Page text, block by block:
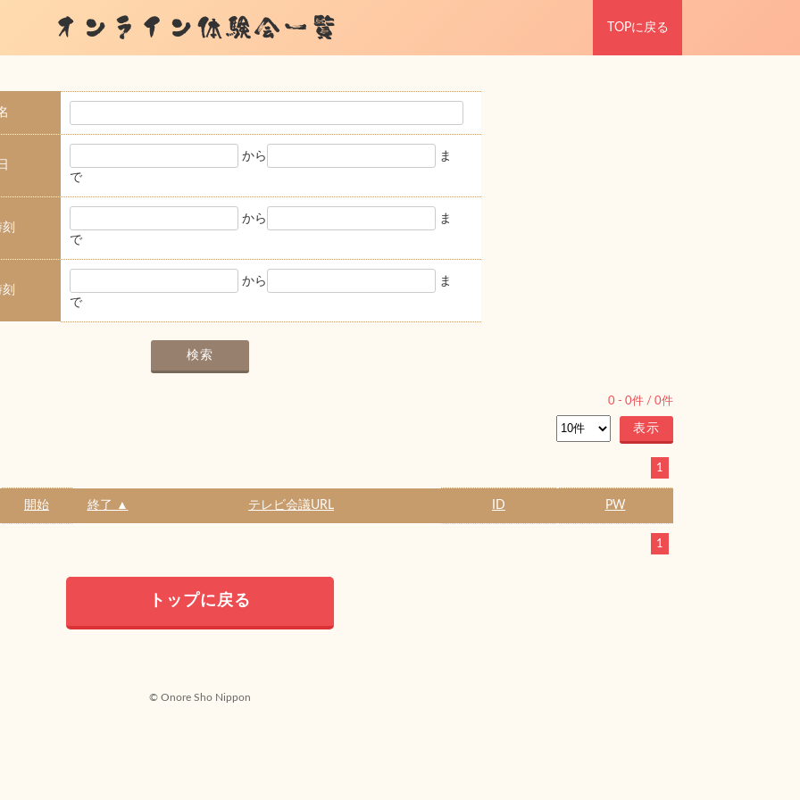
オンライン体験会一覧 TOPに戻る
から
ま
で
から
ま
で
から
ま
で
0 - 0件 / 0件
1
開始 終了 ▲ テレビ会議URL ID PW
1
トップに戻る
© Onore Sho Nippon